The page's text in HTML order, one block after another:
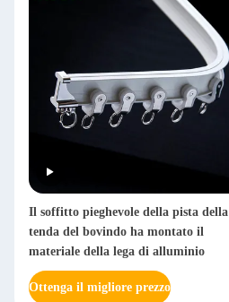
Il soffitto pieghevole della pista della
tenda del bovindo ha montato il
materiale della lega di alluminio
Ottenga il migliore prezzo